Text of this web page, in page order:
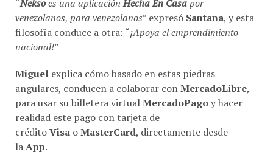
“Neksoes una aplicaciónHecha En Casapor
venezolanos, para venezolanos” expresó Santana, y esta
filosofía conduce a otra: “¡Apoya el emprendimiento
nacional!”
Miguel explica cómo basado en estas piedras
angulares, conducen a colaborar conMercadoLibre,
para usar su billetera virtualMercadoPagoy hacer
realidad este pago con tarjeta de
créditoVisa oMasterCard, directamente desde
laApp.